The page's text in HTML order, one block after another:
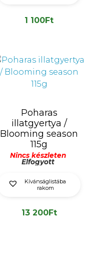
1 100Ft
Poharas
illatgyertya /
Blooming season
115g
Nincs készleten
Elfogyott
Kívánságlistába
rakom
13 200Ft